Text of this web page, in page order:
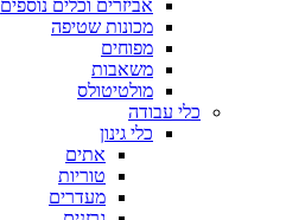
אביזרים וכלים נוספים
מכונות שטיפה
מפוחים
משאבות
מולטיטולס
כלי עבודה
כלי גינון
אתים
טוריות
מעדרים